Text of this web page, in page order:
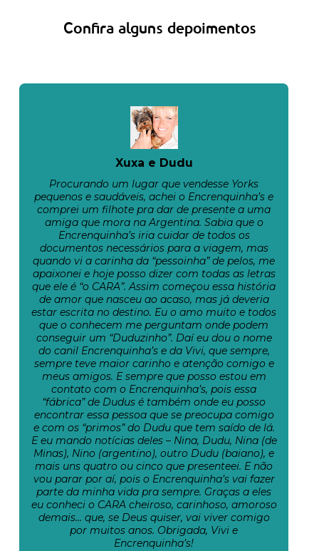
Confira alguns depoimentos
Xuxa e Dudu
Procurando um lugar que vendesse Yorks
pequenos e saudáveis, achei o Encrenquinha’s e
comprei um filhote pra dar de presente a uma
amiga que mora na Argentina. Sabia que o
Encrenquinha’s iria cuidar de todos os
documentos necessários para a viagem, mas
quando vi a carinha da “pessoinha” de pelos, me
apaixonei e hoje posso dizer com todas as letras
que ele é “o CARA”. Assim começou essa história
de amor que nasceu ao acaso, mas já deveria
estar escrita no destino. Eu o amo muito e todos
que o conhecem me perguntam onde podem
conseguir um “Duduzinho”. Daí eu dou o nome
do canil Encrenquinha’s e da Vivi, que sempre,
sempre teve maior carinho e atenção comigo e
meus amigos. E sempre que posso estou em
contato com o Encrenquinha’s, pois essa
“fábrica” de Dudus é também onde eu posso
encontrar essa pessoa que se preocupa comigo
e com os “primos” do Dudu que tem saído de lá.
E eu mando notícias deles – Nina, Dudu, Nina (de
Minas), Nino (argentino), outro Dudu (baiano), e
mais uns quatro ou cinco que presenteei. E não
vou parar por aí, pois o Encrenquinha’s vai fazer
parte da minha vida pra sempre. Graças a eles
eu conheci o CARA cheiroso, carinhoso, amoroso
demais… que, se Deus quiser, vai viver comigo
por muitos anos. Obrigada, Vivi e
Encrenquinha’s!